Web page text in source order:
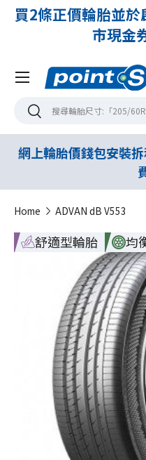
買2條正價輪胎並
市現金
搜尋搜尋
Menu
網上輪胎價錢包安裝
Home ADVAN dB V553
舒適型輪胎 均